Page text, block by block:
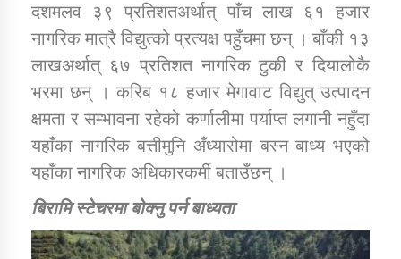
दशमलव ३९ प्रतिशतअर्थात् पाँच लाख ६१ हजार
नागरिक मात्रै विद्युत्को प्रत्यक्ष पहुँचमा छन् । बाँकी १३
लाखअर्थात् ६७ प्रतिशत नागरिक टुकी र दियालोकै
भरमा छन् । करिब १८ हजार मेगावाट विद्युत् उत्पादन
क्षमता र सम्भावना रहेको कर्णालीमा पर्याप्त लगानी नहुँदा
यहाँका नागरिक बत्तीमुनि अँध्यारोमा बस्न बाध्य भएको
यहाँका नागरिक अधिकारकर्मी बताउँछन् ।
बिरामि स्टेचरमा बोक्नु पर्न बाध्यता